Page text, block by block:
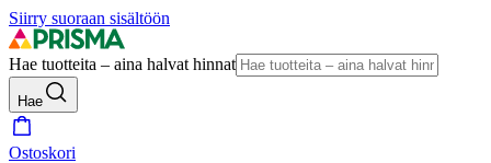
Siirry suoraan sisältöön
Hae tuotteita – aina halvat hinnat
Hae
Ostoskori